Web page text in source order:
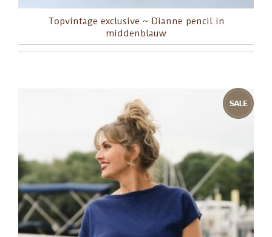
Topvintage exclusive ~ Dianne pencil in
middenblauw